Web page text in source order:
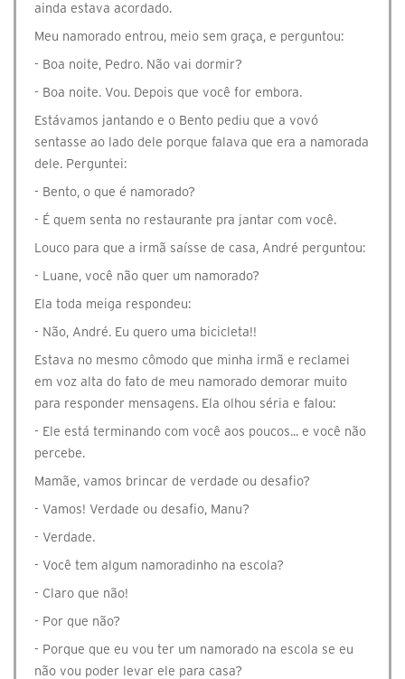
ainda estava acordado.
Meu namorado entrou, meio sem graça, e perguntou:
- Boa noite, Pedro. Não vai dormir?
- Boa noite. Vou. Depois que você for embora.
Estávamos jantando e o Bento pediu que a vovó
sentasse ao lado dele porque falava que era a namorada
dele. Perguntei:
- Bento, o que é namorado?
- É quem senta no restaurante pra jantar com você.
Louco para que a irmã saísse de casa, André perguntou:
- Luane, você não quer um namorado?
Ela toda meiga respondeu:
- Não, André. Eu quero uma bicicleta!!
Estava no mesmo cômodo que minha irmã e reclamei
em voz alta do fato de meu namorado demorar muito
para responder mensagens. Ela olhou séria e falou:
- Ele está terminando com você aos poucos... e você não
percebe.
Mamãe, vamos brincar de verdade ou desafio?
- Vamos! Verdade ou desafio, Manu?
- Verdade.
- Você tem algum namoradinho na escola?
- Claro que não!
- Por que não?
- Porque que eu vou ter um namorado na escola se eu
não vou poder levar ele para casa?